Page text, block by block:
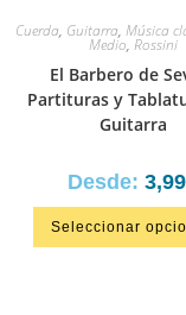
Cuerda, Guitarra, Música
Medio, Rossini
El Barbero de
Partituras y
Guitarra
Desde: 3,99
Seleccionar